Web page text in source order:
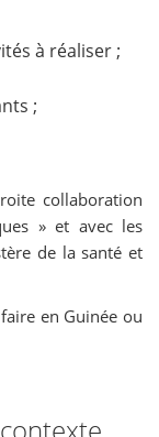
à réaliser ;
;
collaboration
» et avec les
de la santé et
en Guinée ou